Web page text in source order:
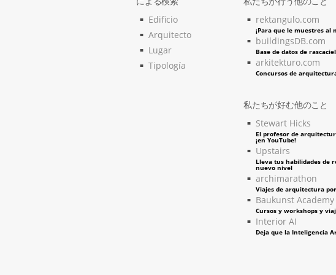
Edificio
Arquitecto
Lugar
Tipología
rektangulo.com
¡Para que le muestres
buildingsDB.com
Base de datos de
arkitekturo.com
Concursos de
私たちが好む他のこと
Stewart Hicks
El profesor de
¡en YouTube!
Upstairs
Lleva tus habilidades de
nuevo nivel
archimarathon
Viajes de arquitectura
Baukunst Academy
Cursos y workshops y
Interior AI
Deja que la Inteligencia